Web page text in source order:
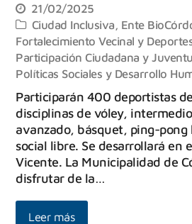
21/02/2025
Ciudad Inclusiva, Ente
Fortalecimiento Vecinal y
Participación Ciudadana y
Políticas Sociales y Desarrollo
Participarán 400 deportistas
disciplinas de vóley,
avanzado, básquet, ping-pong
social libre. Se desarrollará en
Vicente. La Municipalidad de
disfrutar de la…
Leer más